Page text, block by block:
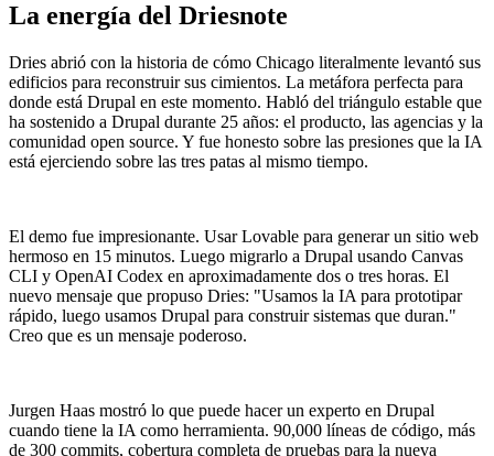
La energía del Driesnote
Dries abrió con la historia de cómo Chicago literalmente levantó sus
edificios para reconstruir sus cimientos. La metáfora perfecta para
donde está Drupal en este momento. Habló del triángulo estable que
ha sostenido a Drupal durante 25 años: el producto, las agencias y la
comunidad open source. Y fue honesto sobre las presiones que la IA
está ejerciendo sobre las tres patas al mismo tiempo.
El demo fue impresionante. Usar Lovable para generar un sitio web
hermoso en 15 minutos. Luego migrarlo a Drupal usando Canvas
CLI y OpenAI Codex en aproximadamente dos o tres horas. El
nuevo mensaje que propuso Dries: "Usamos la IA para prototipar
rápido, luego usamos Drupal para construir sistemas que duran."
Creo que es un mensaje poderoso.
Jurgen Haas mostró lo que puede hacer un experto en Drupal
cuando tiene la IA como herramienta. 90,000 líneas de código, más
de 300 commits, cobertura completa de pruebas para la nueva